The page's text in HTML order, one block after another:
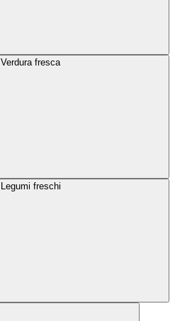
Verdura fresca
Legumi freschi